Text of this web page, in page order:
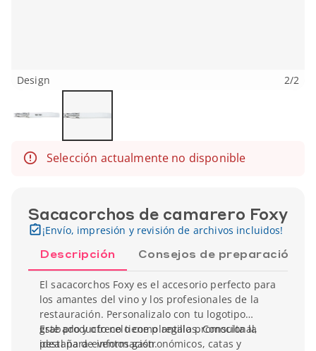
Design 2/2
Selección actualmente no disponible
Sacacorchos de camarero Foxy
¡Envío, impresión y revisión de archivos incluidos!
Descripción Consejos de preparación
El sacacorchos Foxy es el accesorio perfecto para
los amantes del vino y los profesionales de la
restauración. Personalizalo con tu logotipo
grabado y ofrecelo como regalo promocional,
ideal para eventos gastronómicos, catas y
Este producto no tiene plantillas. Consulta la
pestaña de información.